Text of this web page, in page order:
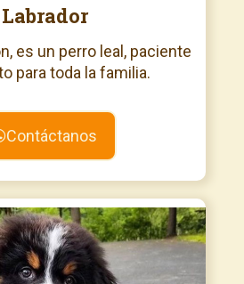
Labrador
es un perro leal, paciente
para toda la familia.
Contáctanos